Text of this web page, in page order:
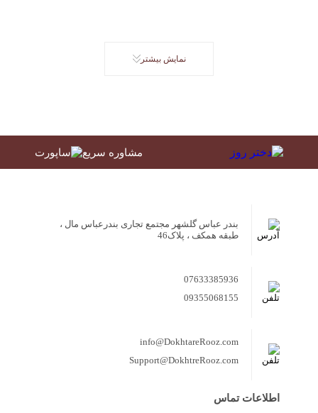
نمایش بیشتر
مشاوره سریع
بندر عباس گلشهر مجتمع تجاری بندرعباس مال ،
طبقه همکف ، پلاک46
07633385936
09355068155
info@DokhtareRooz.com
Support@DokhtreRooz.com
اطلاعات تماس